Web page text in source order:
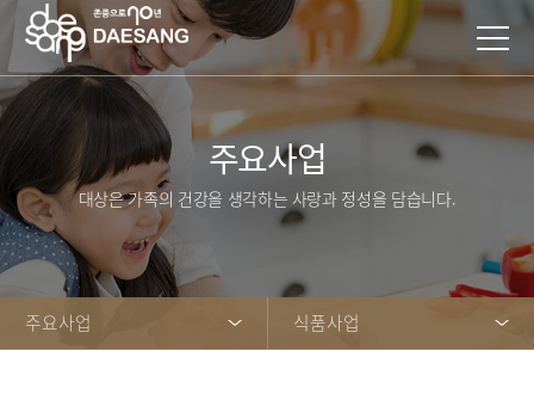
주요사업
대상은 가족의 건강을 생각하는 사랑과 정성을 담습니다.
주요사업 식품사업